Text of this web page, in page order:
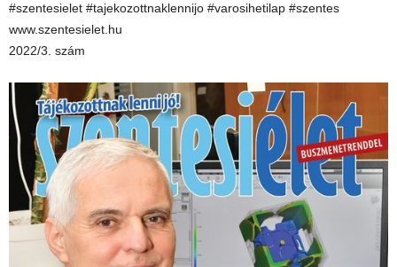
#szentesielet #tajekozottnaklennijo #varosihetilap #szentes
www.szentesielet.hu
2022/3. szám